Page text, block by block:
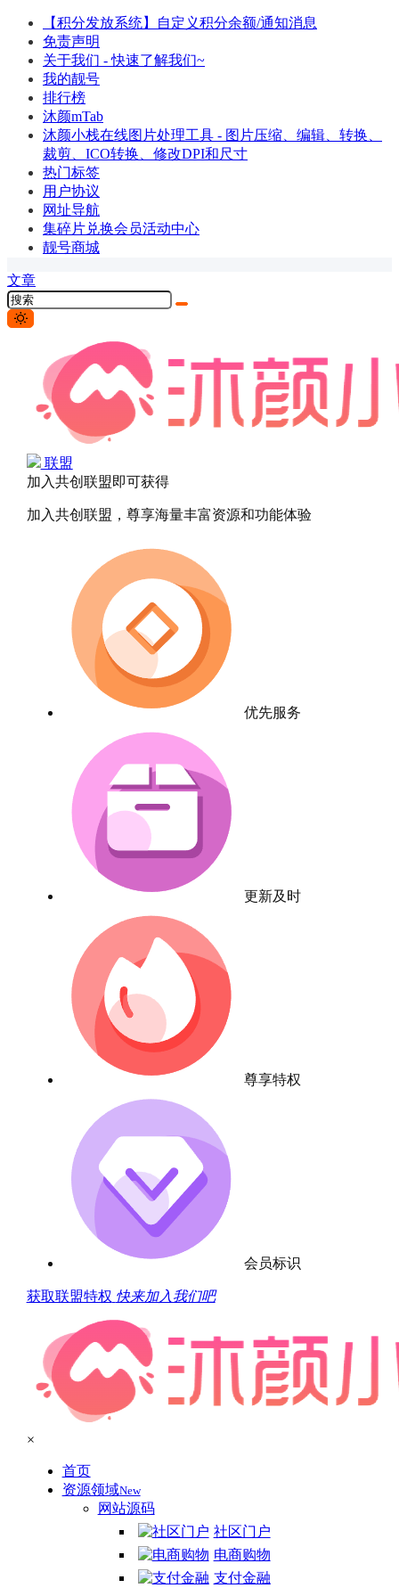
【积分发放系统】自定义积分余额/通知消息
免责声明
关于我们 - 快速了解我们~
我的靓号
排行榜
沐颜mTab
沐颜小栈在线图片处理工具 - 图片压缩、编辑、转换、
裁剪、ICO转换、修改DPI和尺寸
热门标签
用户协议
网址导航
集碎片兑换会员活动中心
靓号商城
文章
联盟
加入共创联盟即可获得
加入共创联盟，尊享海量丰富资源和功能体验
优先服务
更新及时
尊享特权
会员标识
获取联盟特权 快来加入我们吧
×
首页
资源领域New
网站源码
社区门户
电商购物
支付金融